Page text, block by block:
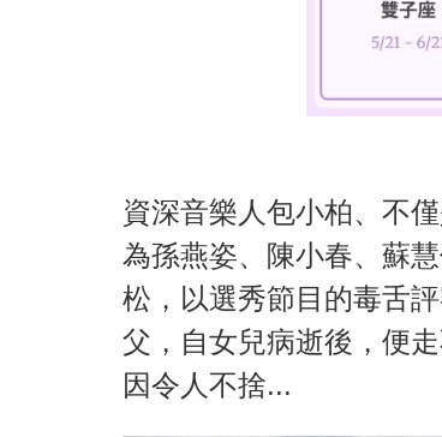
資深音樂人包小柏、不
為孫燕姿、陳小春、蘇
松，以選秀節目的毒舌
父，自女兒病逝後，便
因令人不捨...